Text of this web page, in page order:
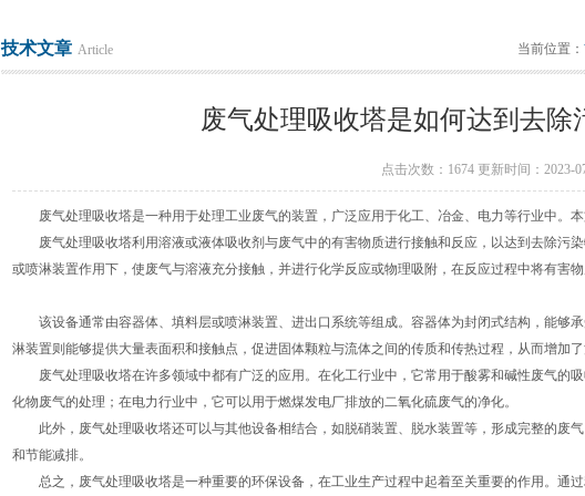
技术文章 Article 当前位置：
废气处理吸收塔是如何达到去除
点击次数：1674 更新时间：2023-
废气处理吸收塔是一种用于处理工业废气的装置，广泛应用于化工、冶金、电力等行业中。
废气处理吸收塔利用溶液或液体吸收剂与废气中的有害物质进行接触和反应，以达到去除污
或喷淋装置作用下，使废气与溶液充分接触，并进行化学反应或物理吸附，在反应过程中将有害
该设备通常由容器体、填料层或喷淋装置、进出口系统等组成。容器体为封闭式结构，能够
淋装置则能够提供大量表面积和接触点，促进固体颗粒与流体之间的传质和传热过程，从而增加
废气处理吸收塔在许多领域中都有广泛的应用。在化工行业中，它常用于酸雾和碱性废气的
化物废气的处理；在电力行业中，它可以用于燃煤发电厂排放的二氧化硫废气的净化。
此外，废气处理吸收塔还可以与其他设备相结合，如脱硝装置、脱水装置等，形成完整的废
和节能减排。
总之，废气处理吸收塔是一种重要的环保设备，在工业生产过程中起着至关重要的作用。通